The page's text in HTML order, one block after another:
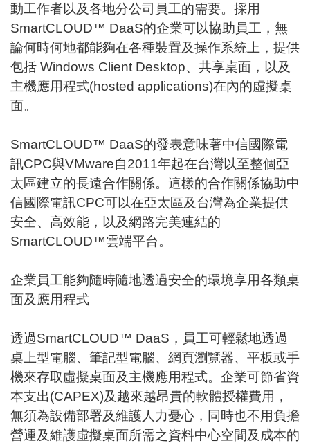
動工作者以及各地分公司員工的需要。採用
SmartCLOUD™ DaaS的企業可以協助員工，無
論何時何地都能夠在各種裝置及操作系統上，提供
包括 Windows Client Desktop、共享桌面，以及
主機應用程式(hosted applications)在內的虛擬桌
面。
SmartCLOUD™ DaaS的發表意味著中信國際電
訊CPC與VMware自2011年起在台灣以至整個亞
太區建立的長遠合作關係。這樣的合作關係協助中
信國際電訊CPC可以在亞太區及台灣為企業提供
安全、高效能，以及網路完美連結的
SmartCLOUD™雲端平台。
企業員工能夠隨時隨地透過安全的環境享用各類桌
面及應用程式
透過SmartCLOUD™ DaaS，員工可輕鬆地透過
桌上型電腦、筆記型電腦、網頁瀏覽器、平板或手
機來存取虛擬桌面及主機應用程式。企業可節省資
本支出(CAPEX)及越來越昂貴的軟體授權費用，
無須為設備部署及維護人力憂心，同時也不用負擔
營運及維護虛擬桌面所需之資料中心空間及成本的